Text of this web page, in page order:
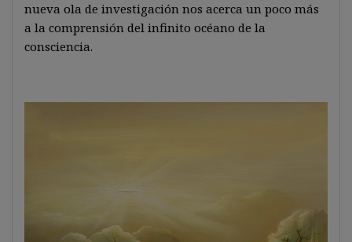
nueva ola de investigación nos acerca un poco más
a la comprensión del infinito océano de la
consciencia.